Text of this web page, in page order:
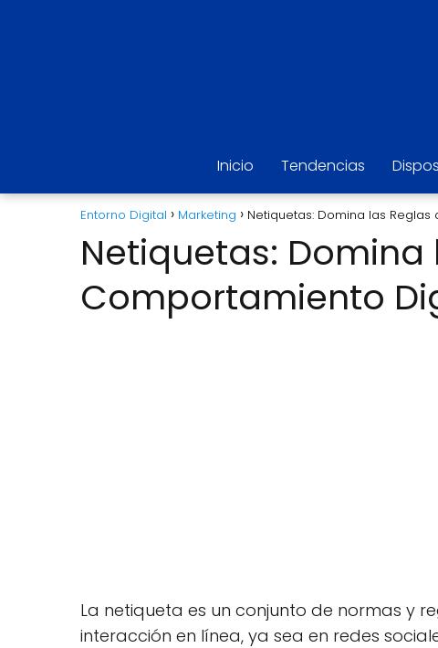
Inicio Tendencias
Entorno Digital Marketing Netiquetas: Domina las
Netiquetas: Domina
Comportamiento
La netiqueta es un conjunto de normas y
interacción en línea, ya sea en redes